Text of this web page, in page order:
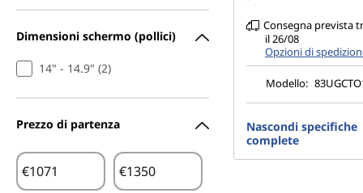
Dimensioni schermo (pollici)
14" - 14.9" (2)
Prezzo di partenza
€ €
Consegna prevista
il 26/08
Opzioni di
Modello:
Nascondi specifiche
complete